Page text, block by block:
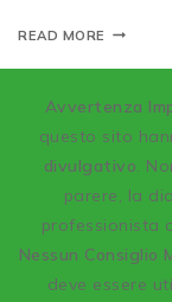
READ MORE
Avvertenza
questo sito
divulgativo.
parere, la
professionista
Nessun Consiglio
deve essere